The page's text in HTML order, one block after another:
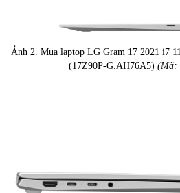
Ảnh 2. Mua laptop LG Gram 17 2021 i7
(17Z90P-G.AH76A5) (Mã: